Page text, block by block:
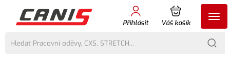
Přihlásit Váš košík